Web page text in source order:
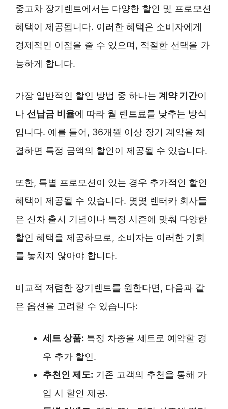
중고차 장기렌트에서는 다양한 할인 및 프로모션
혜택이 제공됩니다. 이러한 혜택은 소비자에게
경제적인 이점을 줄 수 있으며, 적절한 선택을 가
능하게 합니다.
가장 일반적인 할인 방법 중 하나는 계약 기간이
나 선납금 비율에 따라 월 렌트료를 낮추는 방식
입니다. 예를 들어, 36개월 이상 장기 계약을 체
결하면 특정 금액의 할인이 제공될 수 있습니다.
또한, 특별 프로모션이 있는 경우 추가적인 할인
혜택이 제공될 수 있습니다. 몇몇 렌터카 회사들
은 신차 출시 기념이나 특정 시즌에 맞춰 다양한
할인 혜택을 제공하므로, 소비자는 이러한 기회
를 놓치지 않아야 합니다.
비교적 저렴한 장기렌트를 원한다면, 다음과 같
은 옵션을 고려할 수 있습니다:
세트 상품: 특정 차종을 세트로 예약할 경
우 추가 할인.
추천인 제도: 기존 고객의 추천을 통해 가
입 시 할인 제공.